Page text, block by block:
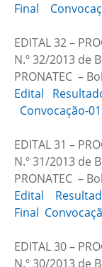
Final
EDITAL 32 –
N.º 32/2013 de
PRONATEC –
Edital
Convocação-01
EDITAL 31 –
N.º 31/2013 de
PRONATEC –
Edital
Final
EDITAL 30 –
N.º 30/2013 de